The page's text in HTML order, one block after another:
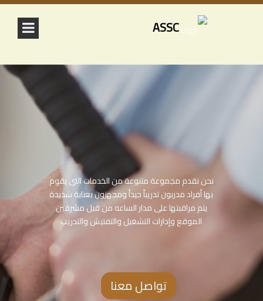
ASSC
نحن نقدم مجموعة متنوعة من الخدمات التى يقوم
بها أفراد مدربون تدريباً جيداً ومجهزون بعناية شديدة
يتم مراقبتها على مدار الساعه من قبل مشرفين
الموقع وإدارات التشغيل والتفتيش والتدريب
تواصل معنا